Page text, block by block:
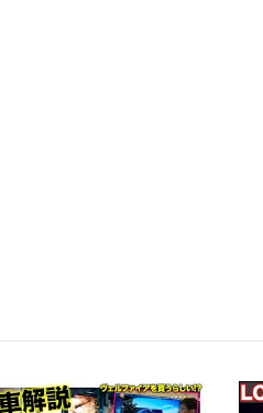
いします！